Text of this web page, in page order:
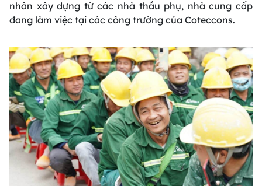
nhân xây dựng từ các nhà thầu phụ, nhà cung cấp
đang làm việc tại các công trường của Coteccons.